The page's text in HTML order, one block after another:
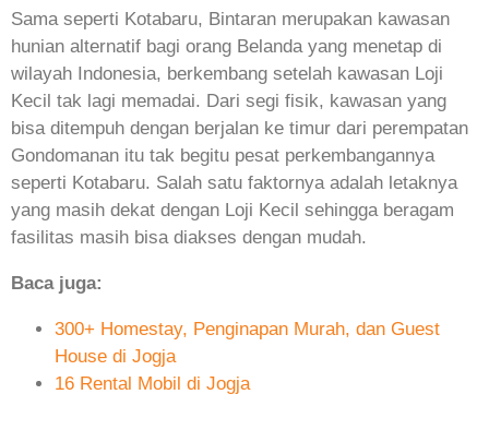
Sama seperti Kotabaru, Bintaran merupakan kawasan
hunian alternatif bagi orang Belanda yang menetap di
wilayah Indonesia, berkembang setelah kawasan Loji
Kecil tak lagi memadai. Dari segi fisik, kawasan yang
bisa ditempuh dengan berjalan ke timur dari perempatan
Gondomanan itu tak begitu pesat perkembangannya
seperti Kotabaru. Salah satu faktornya adalah letaknya
yang masih dekat dengan Loji Kecil sehingga beragam
fasilitas masih bisa diakses dengan mudah.
Baca juga:
300+ Homestay, Penginapan Murah, dan Guest
House di Jogja
16 Rental Mobil di Jogja